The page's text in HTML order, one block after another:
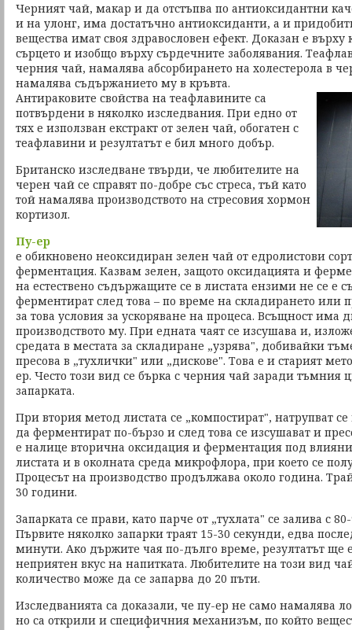
Черният чай, макар и да отстъпва по антиоксидантни
и на улонг, има достатъчно антиоксиданти, а и
вещества имат своя здравословен ефект. Доказан е върху
сърцето и изобщо върху сърдечните заболявания.
черния чай, намалява абсорбирането на холестерола в
намалява съдържанието му в кръвта.
Антираковите свойства на теафлавините са
потвърдени в няколко изследвания. При едно от
тях е използван екстракт от зелен чай, обогатен с
теафлавини и резултатът е бил много добър.
Британско изследване твърди, че любителите на
черен чай се справят по-добре със стреса, тъй като
той намалява производството на стресовия хормон
кортизол.
Пу-ер
е обикновено неоксидиран зелен чай от едролистови
ферментация. Казвам зелен, защото оксидацията и
на естествено съдържащите се в листата ензими не се е
ферментират след това – по време на складирането или
за това условия за ускоряване на процеса. Всъщност има
производството му. При едната чаят се изсушава и,
средата в местата за складиране „узрява", добивайки
пресова в „тухлички" или „дискове". Това е и старият
ер. Често този вид се бърка с черния чай заради тъмния
запарката.
При втория метод листата се „компостират", натрупват
да ферментират по-бързо и след това се изсушават и
е налице вторична оксидация и ферментация под
листата и в околната среда микрофлора, при което се
Процесът на производство продължава около година.
30 години.
Запарката се прави, като парче от „тухлата" се залива с
Първите няколко запарки траят 15-30 секунди, едва
минути. Ако държите чая по-дълго време, резултатът ще
неприятен вкус на напитката. Любителите на този вид
количество може да се запарва до 20 пъти.
Изследванията са доказали, че пу-ер не само намалява
но са открили и специфичния механизъм, по който